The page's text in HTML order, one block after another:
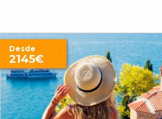
Desde
2145€